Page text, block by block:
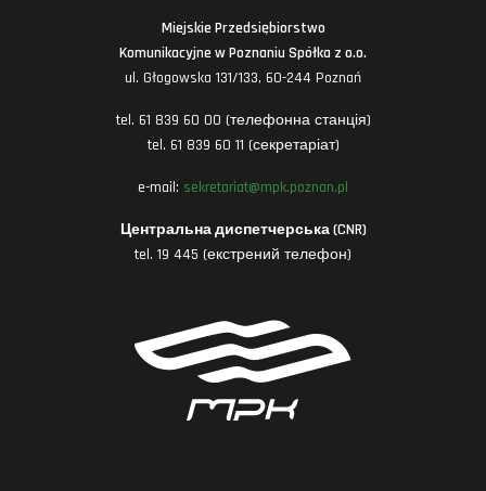
Miejskie Przedsiębiorstwo
Komunikacyjne w Poznaniu Spółka z o.o.
ul. Głogowska 131/133, 60-244 Poznań
tel. 61 839 60 00 (телефонна станція)
tel. 61 839 60 11 (секретаріат)
e-mail: sekretariat@mpk.poznan.pl
Центральна диспетчерська (CNR)
tel. 19 445 (екстрений телефон)